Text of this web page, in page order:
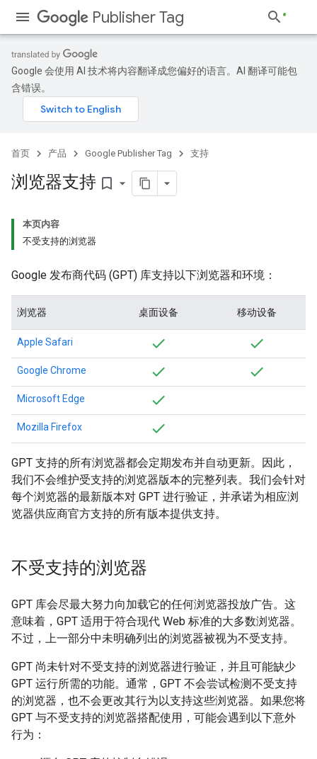
Publisher Tag
Google 会使用 AI 技术将内容翻译成您偏好的语言。AI 翻译可能包
含错误。
首页 产品 Google Publisher Tag 支持
浏览器支持 bookmark_border
本页内容
不受支持的浏览器
Google 发布商代码 (GPT) 库支持以下浏览器和环境：
浏览器 桌面设备 移动设备
Apple Safari
Google Chrome
Microsoft Edge
Mozilla Firefox
GPT 支持的所有浏览器都会定期发布并自动更新。因此，
我们不会维护受支持的浏览器版本的完整列表。我们会针对
每个浏览器的最新版本对 GPT 进行验证，并承诺为相应浏
览器供应商官方支持的所有版本提供支持。
不受支持的浏览器
GPT 库会尽最大努力向加载它的任何浏览器投放广告。这
意味着，GPT 适用于符合现代 Web 标准的大多数浏览器。
不过，上一部分中未明确列出的浏览器被视为不受支持。
GPT 尚未针对不受支持的浏览器进行验证，并且可能缺少
GPT 运行所需的功能。通常，GPT 不会尝试检测不受支持
的浏览器，也不会更改其行为以支持这些浏览器。如果您将
GPT 与不受支持的浏览器搭配使用，可能会遇到以下意外
行为：